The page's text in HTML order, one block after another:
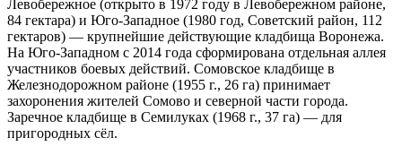
Левобережное (открыто в 1972 году в Левобережном районе,
84 гектара) и Юго-Западное (1980 год, Советский район, 112
гектаров) — крупнейшие действующие кладбища Воронежа.
На Юго-Западном с 2014 года сформирована отдельная аллея
участников боевых действий. Сомовское кладбище в
Железнодорожном районе (1955 г., 26 га) принимает
захоронения жителей Сомово и северной части города.
Заречное кладбище в Семилуках (1968 г., 37 га) — для
пригородных сёл.